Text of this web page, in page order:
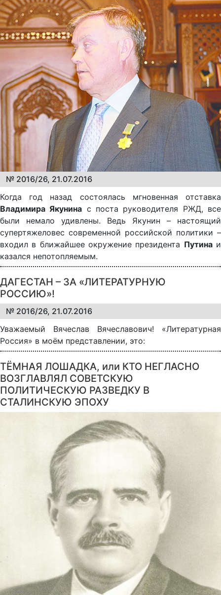
№ 2016/26, 21.07.2016
Когда год назад состоялась мгновенная отставка
Владимира Якунина с поста руководителя РЖД, все
были немало удивлены. Ведь Якунин – настоящий
супертяжеловес современной российской политики –
входил в ближайшее окружение президента Путинаи
казался непотопляемым.
ДАГЕСТАН – ЗА «ЛИТЕРАТУРНУЮ
РОССИЮ»!
№ 2016/26, 21.07.2016
Уважаемый Вячеслав Вячеславович! «Литературная
Россия» в моём представлении, это:
ТЁМНАЯ ЛОШАДКА, или КТО НЕГЛАСНО
ВОЗГЛАВЛЯЛ СОВЕТСКУЮ
ПОЛИТИЧЕСКУЮ РАЗВЕДКУ В
СТАЛИНСКУЮ ЭПОХУ